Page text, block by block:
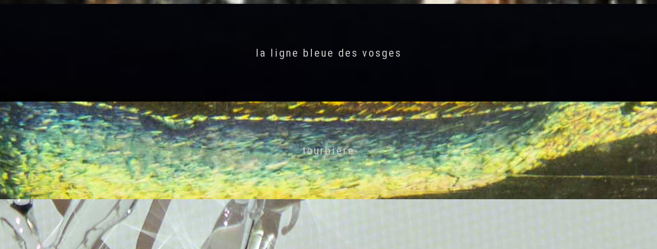
la ligne bleue des vosges
tourbière